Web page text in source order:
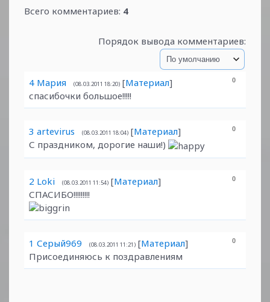
Всего комментариев: 4
Порядок вывода комментариев:
0
4 Мария (08.03.2011 18:20) [Материал]
спасибочки большое!!!!!
0
3 artevirus (08.03.2011 18:04) [Материал]
С праздником, дорогие наши!)
0
2 Loki (08.03.2011 11:54) [Материал]
СПАСИБО!!!!!!!!!
0
1 Серый969 (08.03.2011 11:21) [Материал]
Присоединяюсь к поздравлениям